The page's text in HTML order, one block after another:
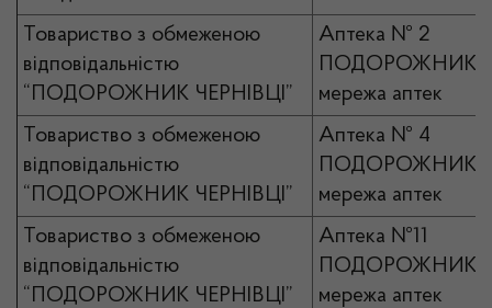
Товариство з обмеженою
відповідальністю
“ПОДОРОЖНИК ЧЕРНІВЦІ”
Аптека № 2
ПОДОРОЖНИК
мережа аптек
Товариство з обмеженою
відповідальністю
“ПОДОРОЖНИК ЧЕРНІВЦІ”
Аптека № 4
ПОДОРОЖНИК
мережа аптек
Товариство з обмеженою
відповідальністю
“ПОДОРОЖНИК ЧЕРНІВЦІ”
Аптека №11
ПОДОРОЖНИК
мережа аптек